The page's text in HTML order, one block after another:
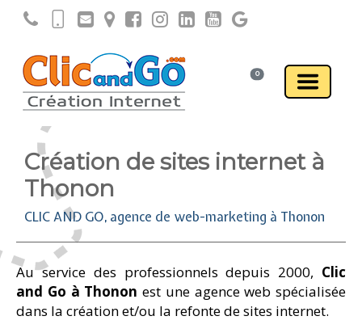
0
Création de sites internet à
Thonon
CLIC AND GO, agence de web-marketing à Thonon
Au service des professionnels depuis 2000, Clic
and Go à Thonon est une agence web spécialisée
dans la création et/ou la refonte de sites internet.